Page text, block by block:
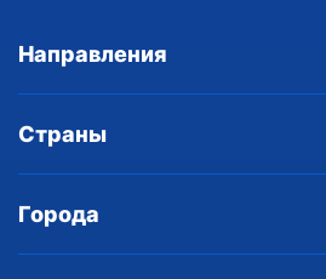
Направления
Страны
Города